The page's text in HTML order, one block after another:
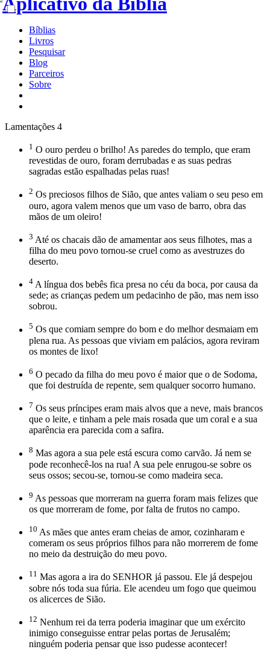
Bíblias
Livros
Pesquisar
Blog
Parceiros
Sobre
Lamentações 4
1 O ouro perdeu o brilho! As paredes do templo, que eram
revestidas de ouro, foram derrubadas e as suas pedras
sagradas estão espalhadas pelas ruas!
2 Os preciosos filhos de Sião, que antes valiam o seu peso em
ouro, agora valem menos que um vaso de barro, obra das
mãos de um oleiro!
3 Até os chacais dão de amamentar aos seus filhotes, mas a
filha do meu povo tornou-se cruel como as avestruzes do
deserto.
4 A língua dos bebês fica presa no céu da boca, por causa da
sede; as crianças pedem um pedacinho de pão, mas nem isso
sobrou.
5 Os que comiam sempre do bom e do melhor desmaiam em
plena rua. As pessoas que viviam em palácios, agora reviram
os montes de lixo!
6 O pecado da filha do meu povo é maior que o de Sodoma,
que foi destruída de repente, sem qualquer socorro humano.
7 Os seus príncipes eram mais alvos que a neve, mais brancos
que o leite, e tinham a pele mais rosada que um coral e a sua
aparência era parecida com a safira.
8 Mas agora a sua pele está escura como carvão. Já nem se
pode reconhecê-los na rua! A sua pele enrugou-se sobre os
seus ossos; secou-se, tornou-se como madeira seca.
9 As pessoas que morreram na guerra foram mais felizes que
os que morreram de fome, por falta de frutos no campo.
10 As mães que antes eram cheias de amor, cozinharam e
comeram os seus próprios filhos para não morrerem de fome
no meio da destruição do meu povo.
11 Mas agora a ira do SENHOR já passou. Ele já despejou
sobre nós toda sua fúria. Ele acendeu um fogo que queimou
os alicerces de Sião.
12 Nenhum rei da terra poderia imaginar que um exército
inimigo conseguisse entrar pelas portas de Jerusalém;
ninguém poderia pensar que isso pudesse acontecer!